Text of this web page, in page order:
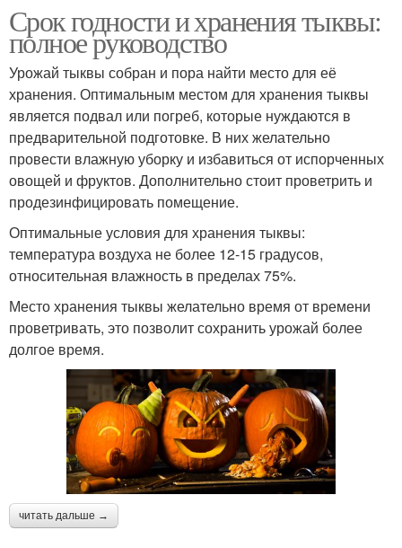
Срок годности и хранения тыквы:
полное руководство
Урожай тыквы собран и пора найти место для её
хранения. Оптимальным местом для хранения тыквы
является подвал или погреб, которые нуждаются в
предварительной подготовке. В них желательно
провести влажную уборку и избавиться от испорченных
овощей и фруктов. Дополнительно стоит проветрить и
продезинфицировать помещение.
Оптимальные условия для хранения тыквы:
температура воздуха не более 12-15 градусов,
относительная влажность в пределах 75%.
Место хранения тыквы желательно время от времени
проветривать, это позволит сохранить урожай более
долгое время.
читать дальше →